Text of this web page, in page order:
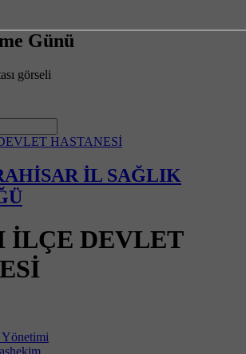
Günü
İL SAĞLIK
İLÇE DEVLET
Yönetimi